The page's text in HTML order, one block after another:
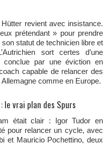
revient avec insistance.
prétendant » pour prendre
statut de technicien libre et
sort certes d’une
conclue par une éviction en
capable de relancer des
comme en Europe.
vrai plan des Spurs
pour relancer un cycle, avec
et Mauricio Pochettino, deux